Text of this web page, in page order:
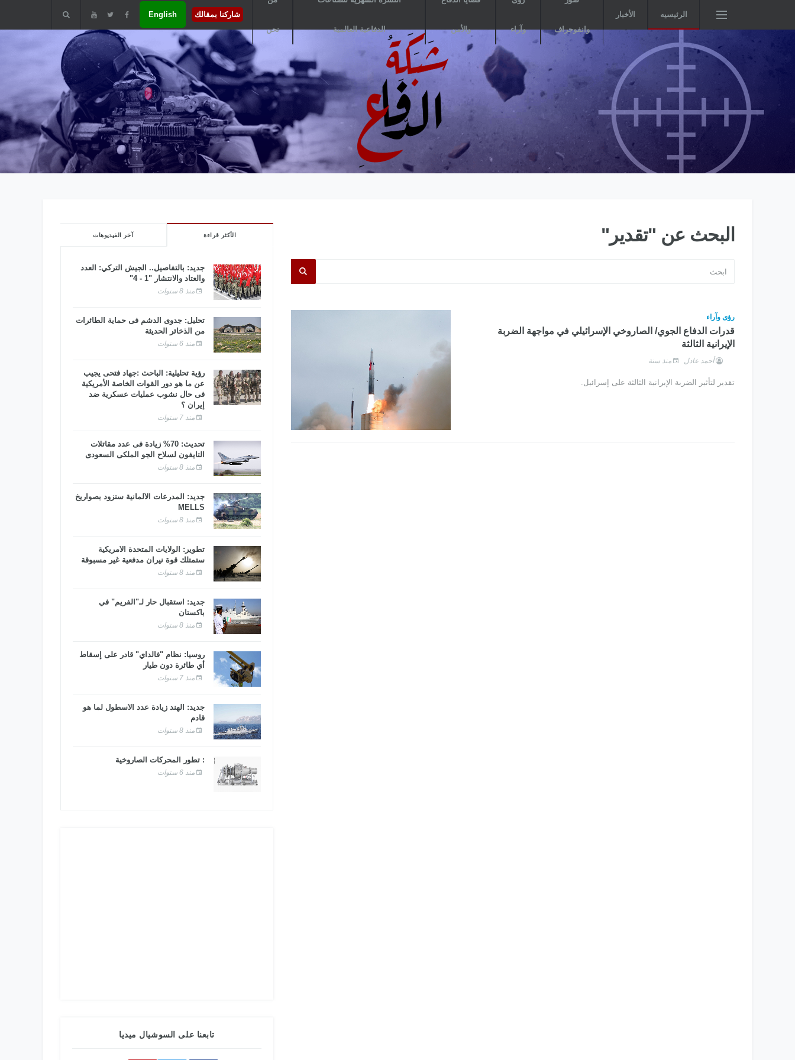
الرئيسيه الأخبار
وانفوجراف وآراء والأمن الدفاعية العالمية نحن
شاركنا بمقالك English
البحث عن "تقدير"
رؤى وآراء
قدرات الدفاع الجوي/ الصاروخي الإسرائيلي في مواجهة الضربة
الإيرانية الثالثة
أحمد عادل منذ سنة
تقدير لتأثير الضربة الإيرانية الثالثة على إسرائيل.
الأكثر قراءة آخر الفيديوهات
جديد: بالتفاصيل.. الجيش التركي: العدد
والعتاد والانتشار "1 - 4"
منذ 8 سنوات
تحليل: جدوى الدشم فى حماية الطائرات
من الذخائر الحديثة
منذ 6 سنوات
رؤية تحليلية: الباحث :جهاد فتحى يجيب
عن ما هو دور القوات الخاصة الأمريكية
فى حال نشوب عمليات عسكرية ضد
إيران ؟
منذ 7 سنوات
تحديث: 70% زيادة فى عدد مقاتلات
التايفون لسلاح الجو الملكى السعودى
منذ 8 سنوات
جديد: المدرعات الألمانية ستزود بصواريخ
MELLS
منذ 8 سنوات
تطوير: الولايات المتحدة الأمريكية
ستمتلك قوة نيران مدفعية غير مسبوقة
منذ 8 سنوات
جديد: استقبال حار لـ"الفريم" في
باكستان
منذ 8 سنوات
روسيا: نظام "فالداي" قادر على إسقاط
أي طائرة دون طيار
منذ 7 سنوات
جديد: الهند زيادة عدد الأسطول لما هو
قادم
منذ 8 سنوات
: تطور المحركات الصاروخية
منذ 6 سنوات
تابعنا على السوشيال ميديا